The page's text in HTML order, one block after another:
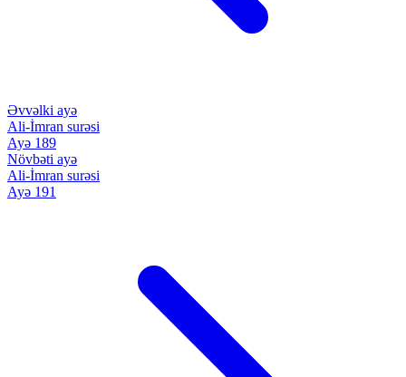
Əvvəlki ayə
Ali-İmran surəsi
Ayə 189
Növbəti ayə
Ali-İmran surəsi
Ayə 191